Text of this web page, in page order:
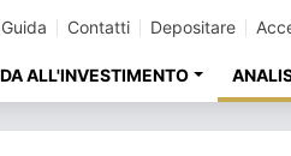
Guida Contatti Depositare
ALL'INVESTIMENTO